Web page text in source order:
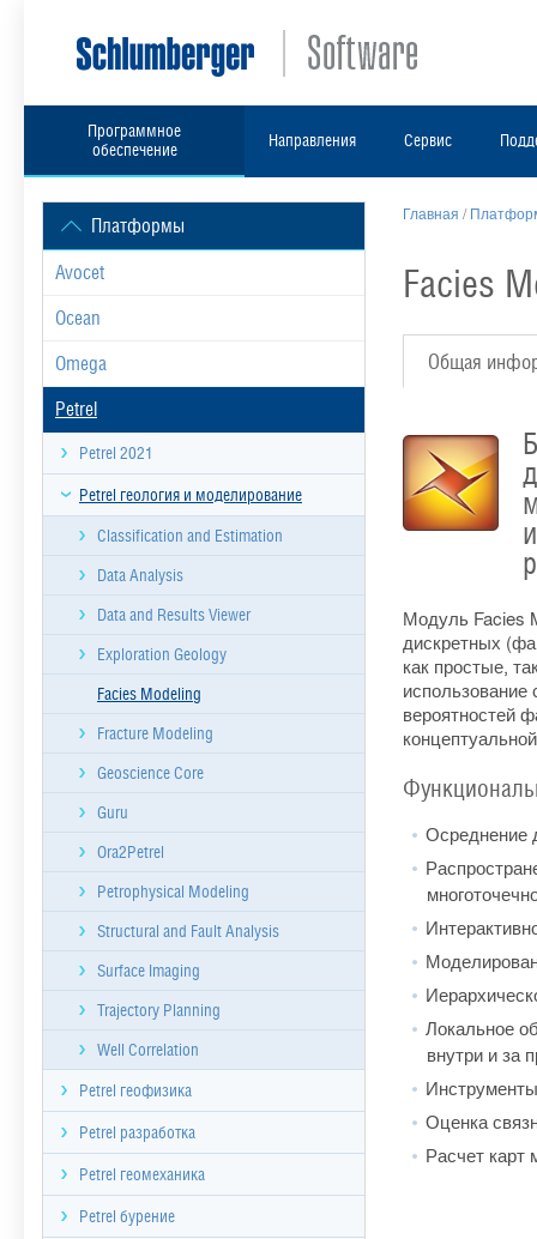
Программное
обеспечение
Направления Сервис
Платформы
Avocet
Ocean
Omega
Petrel
Petrel 2021
Petrel геология и моделирование
Classification and Estimation
Data Analysis
Data and Results Viewer
Exploration Geology
Facies Modeling
Fracture Modeling
Geoscience Core
Guru
Ora2Petrel
Petrophysical Modeling
Structural and Fault Analysis
Surface Imaging
Trajectory Planning
Well Correlation
Petrel геофизика
Petrel разработка
Petrel геомеханика
Petrel бурение
Главная /
Facies
Общая
Модуль Facies
дискретных
как простые,
использование
вероятностей
Осреднение
Локальное
внутри и за
Оценка
Расчет карт